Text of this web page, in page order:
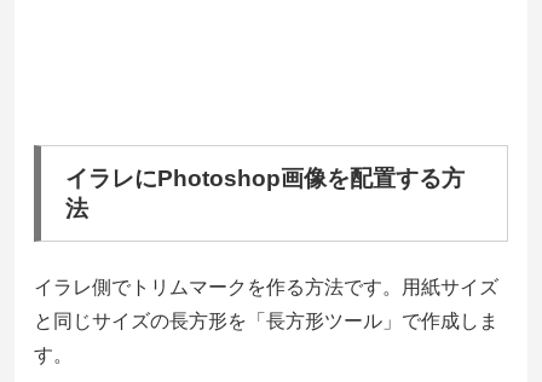
イラレにPhotoshop画像を配置する方
法
イラレ側でトリムマークを作る方法です。用紙サイズ
と同じサイズの長方形を「長方形ツール」で作成しま
す。